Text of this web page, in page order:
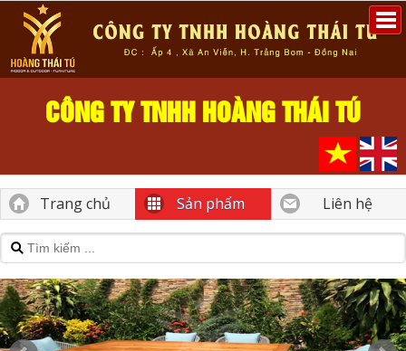
CÔNG TY TNHH HOÀNG THÁI TÚ
Trang chủ Sản phẩm Liên hệ